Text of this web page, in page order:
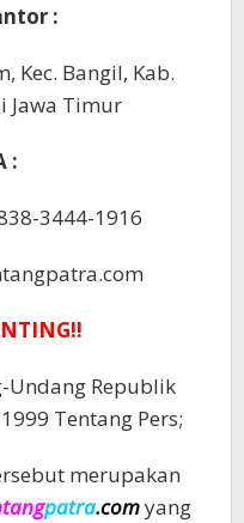
:
Kec. Bangil, Kab.
Jawa Timur
:
3444-1916
Undang Republik
Tentang Pers;
merupakan
patra.comyang